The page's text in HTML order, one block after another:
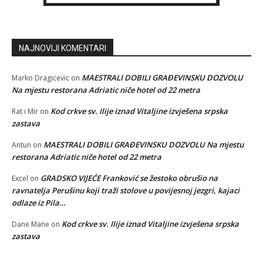
NAJNOVIJI KOMENTARI
Marko Dragicevic on MAESTRALI DOBILI GRAĐEVINSKU DOZVOLU
Na mjestu restorana Adriatic niče hotel od 22 metra
Rat i Mir on Kod crkve sv. Ilije iznad Vitaljine izvješena srpska
zastava
Antun on MAESTRALI DOBILI GRAĐEVINSKU DOZVOLU Na mjestu
restorana Adriatic niče hotel od 22 metra
Excel on GRADSKO VIJEĆE Franković se žestoko obrušio na
ravnatelja Perušinu koji traži stolove u povijesnoj jezgri, kajaci
odlaze iz Pila…
Dane Mane on Kod crkve sv. Ilije iznad Vitaljine izvješena srpska
zastava